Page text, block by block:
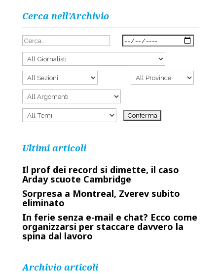
Cerca nell’Archivio
Ultimi articoli
Il prof dei record si dimette, il caso
Arday scuote Cambridge
Sorpresa a Montreal, Zverev subito
eliminato
In ferie senza e-mail e chat? Ecco come
organizzarsi per staccare davvero la
spina dal lavoro
Archivio articoli